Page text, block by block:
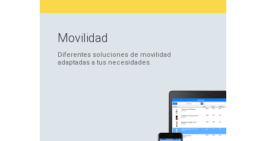
Movilidad
Diferentes soluciones de movilidad
adaptadas a tus necesidades.